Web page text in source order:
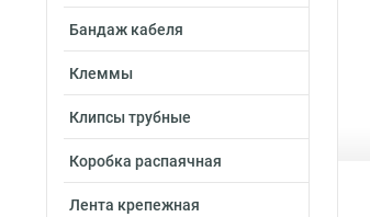
Бандаж кабеля
Клеммы
Клипсы трубные
Коробка распаячная
Лента крепежная